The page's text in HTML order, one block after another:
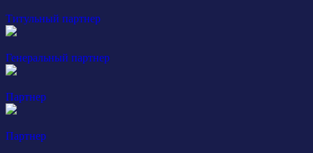
Титульный партнер
Генеральный партнер
Партнер
Партнер